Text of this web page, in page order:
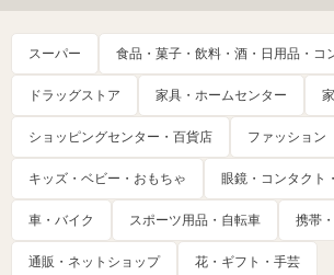
スーパー 食品・菓子・飲料・酒・日用品・コ
ドラッグストア 家具・ホームセンター
ショッピングセンター・百貨店 ファッション
キッズ・ベビー・おもちゃ 眼鏡・コンタクト
車・バイク スポーツ用品・自転車 携帯
通販・ネットショップ 花・ギフト・手芸